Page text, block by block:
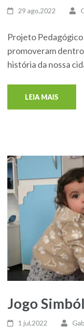
29 ago,2022
Projeto
promoveram
história da nossa
LEIA MAIS
Jogo
1 jul,2022